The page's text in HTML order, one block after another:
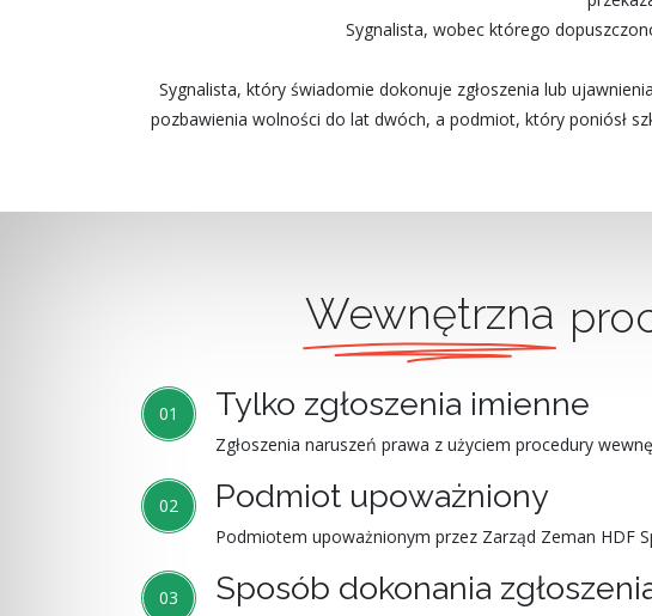
Sygnalista, wobec którego
Sygnalista, który świadomie dokonuje zgłoszenia lub
pozbawienia wolności do lat dwóch, a podmiot, który poniósł
Wewnętrzna
01 Tylko zgłoszenia imienne
Zgłoszenia naruszeń prawa z użyciem procedury
02 Podmiot upoważniony
Podmiotem upoważnionym przez Zarząd Zeman HDF
03 Sposób dokonania